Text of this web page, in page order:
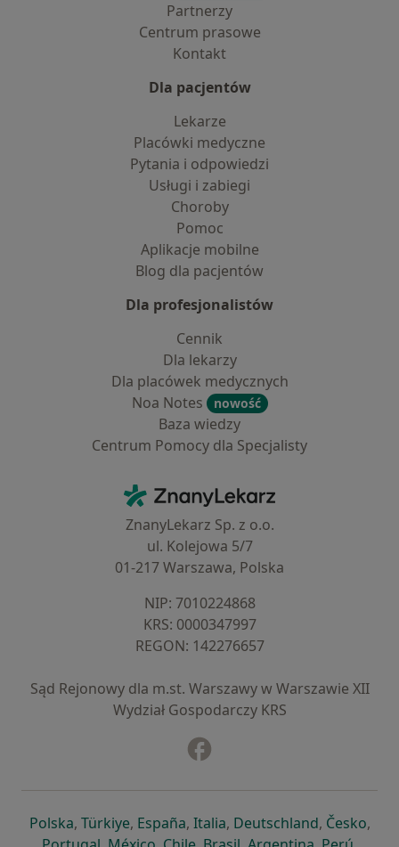
Partnerzy
Centrum prasowe
Kontakt
Dla pacjentów
Lekarze
Placówki medyczne
Pytania i odpowiedzi
Usługi i zabiegi
Choroby
Pomoc
Aplikacje mobilne
Blog dla pacjentów
Dla profesjonalistów
Cennik
Dla lekarzy
Dla placówek medycznych
Noa Notes
nowość
Baza wiedzy
Centrum Pomocy dla Specjalisty
ZnanyLekarz - Strona główna
ZnanyLekarz Sp. z o.o.
ul. Kolejowa 5/7
01-217 Warszawa, Polska
NIP: ⁠7010224868
KRS: ⁠0000347997
REGON: ⁠142276657
Sąd Rejonowy dla m.st. Warszawy w Warszawie XII
Wydział Gospodarczy KRS
Polskaotwiera się w nowej karcie
, Türkiyeotwiera się w nowej karcie
, Españaotwiera się w nowej karcie
, Italiaotwiera się w nowej
, Deutschlandotwiera się
, Česko,